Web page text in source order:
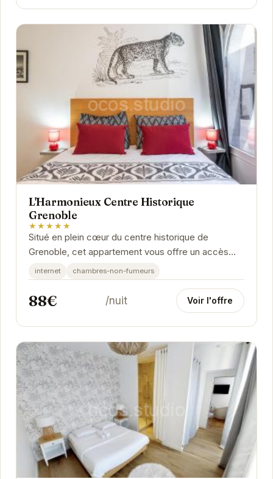
L'Harmonieux Centre Historique
Grenoble
★★★★★
Situé en plein cœur du centre historique de
Grenoble, cet appartement vous offre un accès
privilégié aux rues piétonnes, aux restaurants, aux...
internet chambres-non-fumeurs
88€ /nuit Voir l'offre